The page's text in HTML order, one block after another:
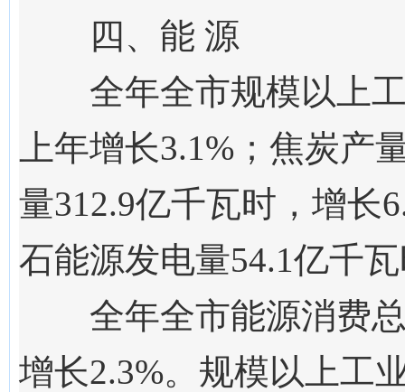
四、能 源
全年全市规模以上
上年增长3.1%；焦炭产
量312.9亿千瓦时，增长
石能源发电量54.1亿千
全年全市能源消费
增长2.3%。规模以上工